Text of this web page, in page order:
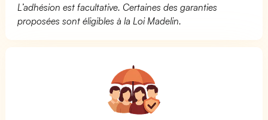
L’adhésion est facultative. Certaines des garanties
proposées sont éligibles à la Loi Madelin.